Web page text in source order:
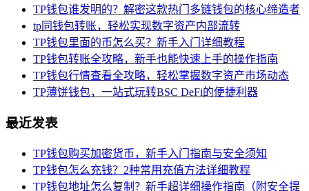
TP钱包谁发明的？解密这款热门多链钱包的核心缔造者
tp同钱包转账，轻松实现数字资产内部流转
TP钱包里面的币怎么买？新手入门详细教程
TP钱包转账全攻略，新手也能快速上手的操作指南
TP钱包行情查看全攻略，轻松掌握数字资产市场动态
TP薄饼钱包，一站式玩转BSC DeFi的便捷利器
最近发表
TP钱包购买加密货币，新手入门指南与安全须知
TP钱包怎么充钱？2种常用充值方法详细教程
TP钱包地址怎么复制？新手超详细操作指南（附安全提